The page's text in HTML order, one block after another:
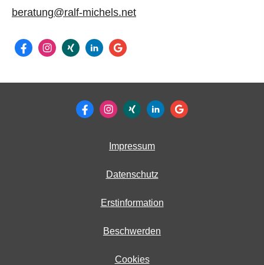
beratung@ralf-michels.net
Impressum
Datenschutz
Erstinformation
Beschwerden
Cookies